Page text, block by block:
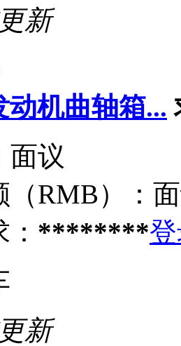
新
机曲轴箱...
面议
RMB）：
********
新